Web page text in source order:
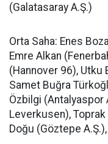
(Galatasaray A.Ş.)
Orta Saha: Enes
Emre Alkan
(Hannover 96), Utku
Samet Buğra
Özbilgi (Antalyaspor
Leverkusen),
Doğu (Göztepe